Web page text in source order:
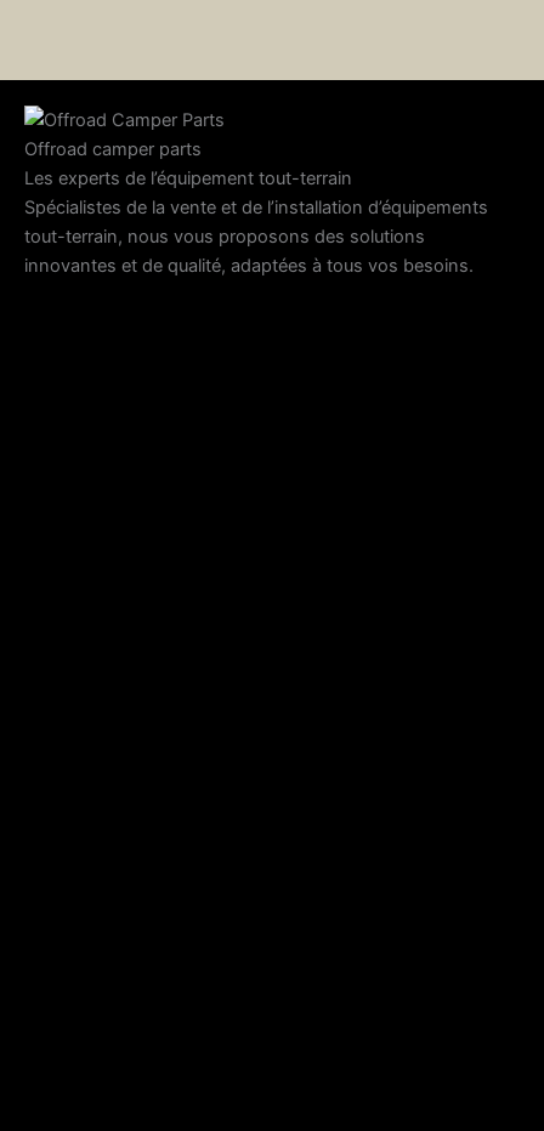
Offroad camper parts
Les experts de l’équipement tout-terrain
Spécialistes de la vente et de l’installation d’équipements
tout-terrain, nous vous proposons des solutions
innovantes et de qualité, adaptées à tous vos besoins.